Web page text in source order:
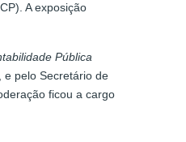
A exposição
Pública
e pelo Secretário de
ficou a cargo